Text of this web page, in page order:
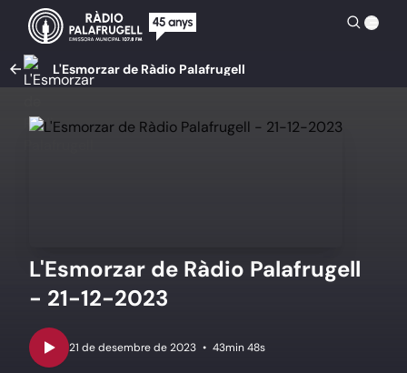
L'Esmorzar de Ràdio Palafrugell
L'Esmorzar de Ràdio Palafrugell
- 21-12-2023
• 43min 48s